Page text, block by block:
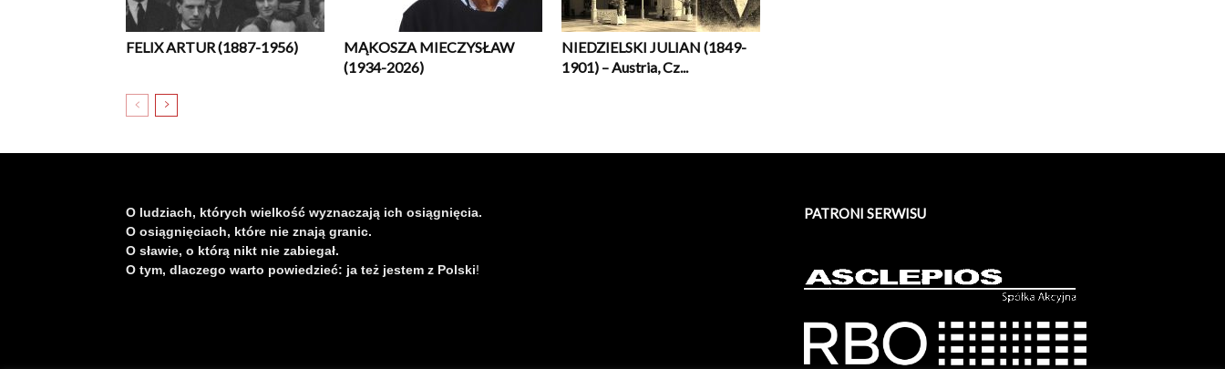
FELIX ARTUR (1887-1956)
MĄKOSZA MIECZYSŁAW
(1934-2026)
NIEDZIELSKI JULIAN (1849-
1901) – Austria, Cz...
O ludziach, których wielkość wyznaczają ich osiągnięcia.
O osiągnięciach, które nie znają granic.
O sławie, o którą nikt nie zabiegał.
O tym, dlaczego warto powiedzieć: ja też jestem z Polski!
PATRONI SERWISU